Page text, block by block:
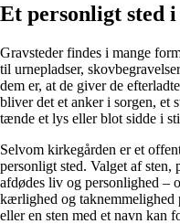
Et personligt sted
Gravsteder findes i mange
til urnepladser,
dem er, at de giver de
bliver det et anker i sorgen, et
tænde et lys eller blot sidde i
Selvom kirkegården er et
personligt sted. Valget af sten,
afdødes liv og personlighed –
kærlighed og taknemmelighed
eller en sten med et navn kan